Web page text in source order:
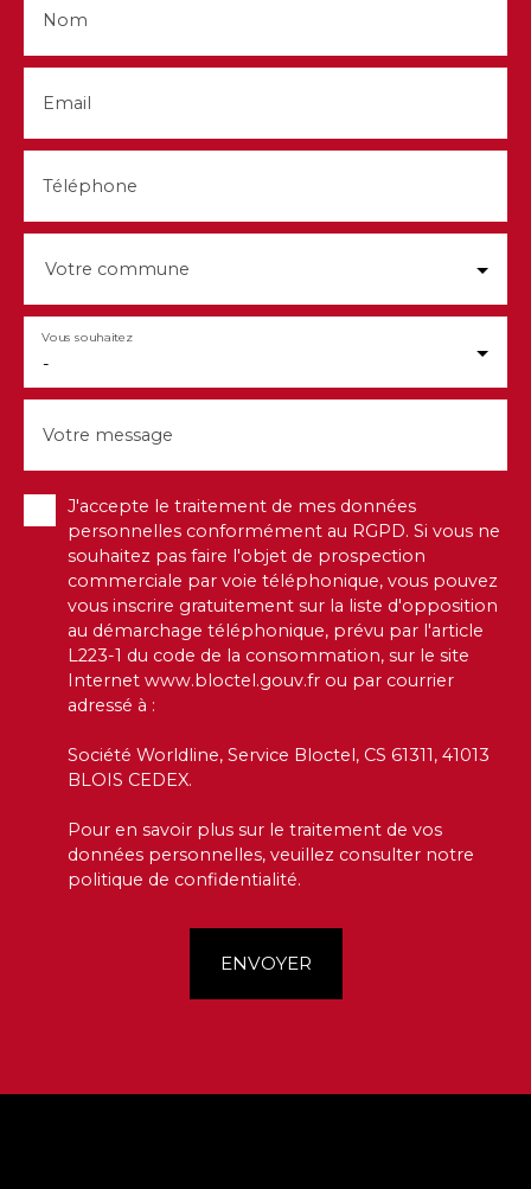
Nom
Email
Téléphone
Votre commune
-
Vous souhaitez
Votre message
J'accepte le traitement de mes données
personnelles conformément au RGPD. Si vous ne
souhaitez pas faire l'objet de prospection
commerciale par voie téléphonique, vous pouvez
vous inscrire gratuitement sur la liste d'opposition
au démarchage téléphonique, prévu par l'article
L223-1 du code de la consommation, sur le site
Internet www.bloctel.gouv.fr ou par courrier
adressé à :
Société Worldline, Service Bloctel, CS 61311, 41013
BLOIS CEDEX.
Pour en savoir plus sur le traitement de vos
données personnelles, veuillez consulter notre
politique de confidentialité.
ENVOYER